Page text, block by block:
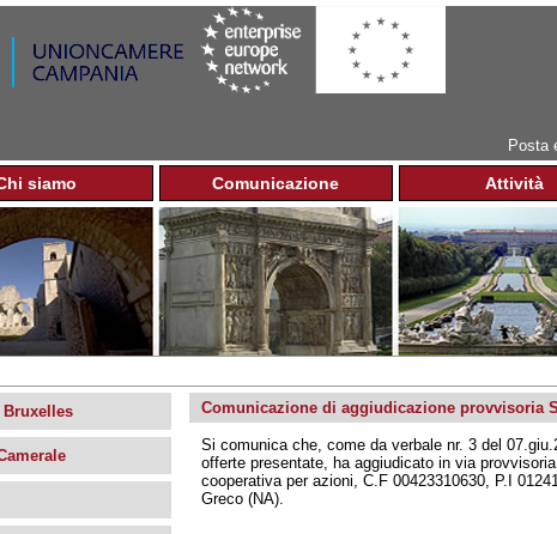
Posta
siamo Comunicazione Attività
Comunicazione di aggiudicazione provvisoria
Si comunica che, come da verbale nr. 3 del
offerte presentate, ha aggiudicato in via
cooperativa per azioni, C.F 00423310630, P.I
Greco (NA).